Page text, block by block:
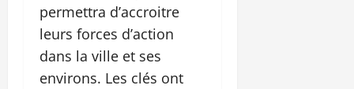
permettra d’accroitre
leurs forces d’action
dans la ville et ses
environs. Les clés ont